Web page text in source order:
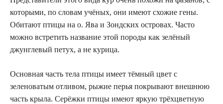
которыми, по словам учёных, они имеют схожие гены.
Обитают птицы на о. Ява и Зондских островах. Часто
можно встретить название этой породы как зелёный
джунглевый петух, а не курица.
Основная часть тела птицы имеет тёмный цвет с
зеленоватым отливом, рыжие перья покрывают внешнюю
часть крыла. Серёжки птицы имеют яркую трёхцветную